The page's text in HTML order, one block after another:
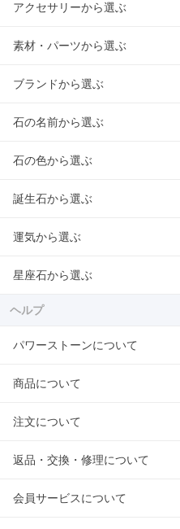
アクセサリーから選ぶ
素材・パーツから選ぶ
ブランドから選ぶ
石の名前から選ぶ
石の色から選ぶ
誕生石から選ぶ
運気から選ぶ
星座石から選ぶ
ヘルプ
パワーストーンについて
商品について
注文について
返品・交換・修理について
会員サービスについて